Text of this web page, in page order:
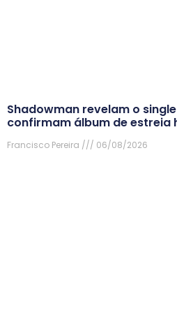
Shadowman revelam o single
confirmam álbum de estreia
Francisco Pereira 06/08/2026